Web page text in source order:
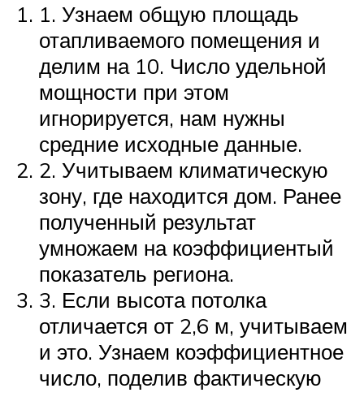
1. Узнаем общую площадь
отапливаемого помещения и
делим на 10. Число удельной
мощности при этом
игнорируется, нам нужны
средние исходные данные.
2. Учитываем климатическую
зону, где находится дом. Ранее
полученный результат
умножаем на коэффициентый
показатель региона.
3. Если высота потолка
отличается от 2,6 м, учитываем
и это. Узнаем коэффициентное
число, поделив фактическую